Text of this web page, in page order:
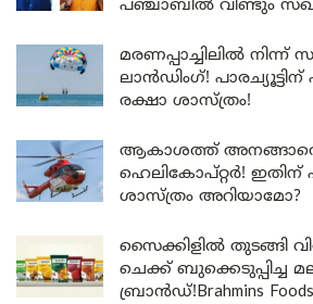
പഞ്ചാബിൽ വീണ്ടും
മരണപ്പാച്ചിലിൽ നിന്ന്
ലാൻഡിംഗ്! പാരച്യൂട്ടിന്
രക്ഷാ ശാസ്ത്രം!
ആകാശത്ത്
ഹെലികോപ്റ്റര്‍! ഇതിന്
ശാസ്ത്രം അറിയാമോ?
സൈക്കിളിൽ തുടങ്ങി
ചെക്ക് ബുക്കെടുപ്പിച്ച
ബ്രാൻഡ്!Brahmins Foods